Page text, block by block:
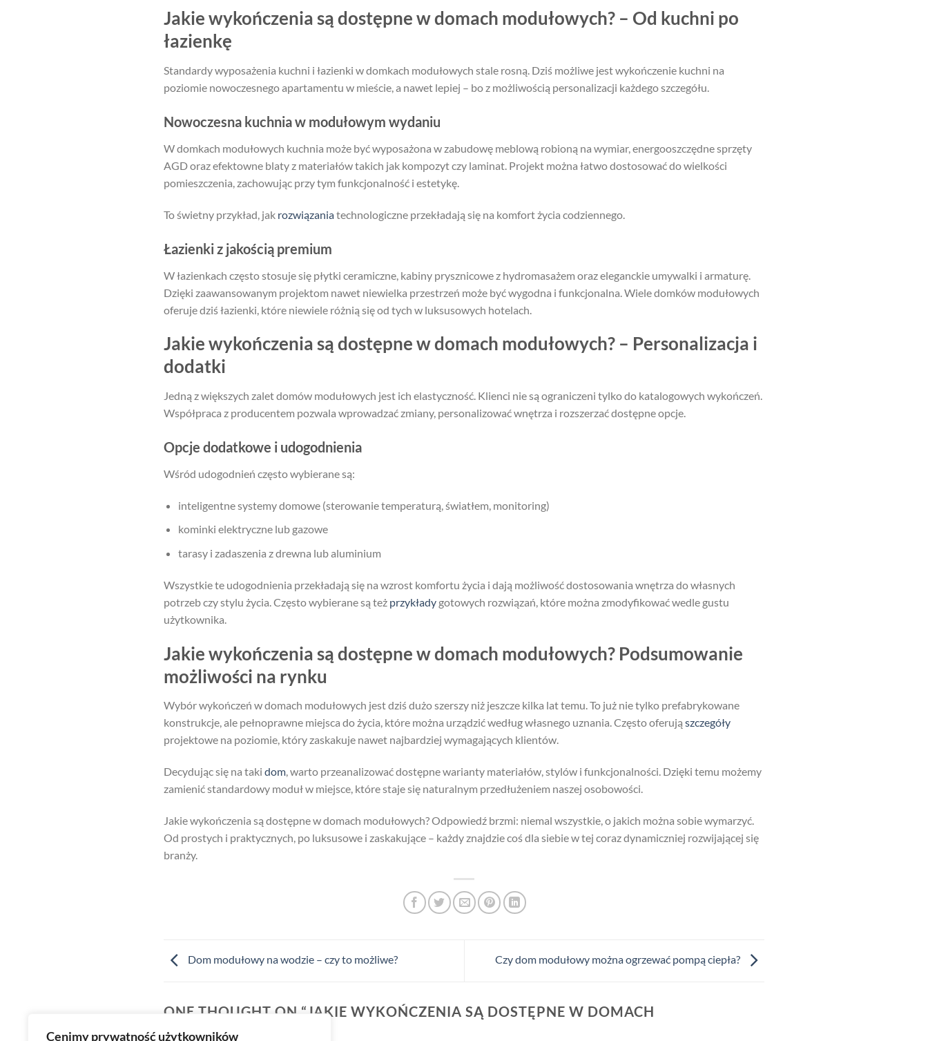
Cenimy prywatność użytkowników
Jakie wykończenia są dostępne w domach modułowych? – Od kuchni po
łazienkę
Standardy wyposażenia kuchni i łazienki w domkach modułowych stale rosną. Dziś możliwe jest wykończenie kuchni na
poziomie nowoczesnego apartamentu w mieście, a nawet lepiej – bo z możliwością personalizacji każdego szczegółu.
Nowoczesna kuchnia w modułowym wydaniu
W domkach modułowych kuchnia może być wyposażona w zabudowę meblową robioną na wymiar, energooszczędne sprzęty
AGD oraz efektowne blaty z materiałów takich jak kompozyt czy laminat. Projekt można łatwo dostosować do wielkości
pomieszczenia, zachowując przy tym funkcjonalność i estetykę.
To świetny przykład, jak rozwiązaniatechnologiczne przekładają się na komfort życia codziennego.
Łazienki z jakością premium
W łazienkach często stosuje się płytki ceramiczne, kabiny prysznicowe z hydromasażem oraz eleganckie umywalki i armaturę.
Dzięki zaawansowanym projektom nawet niewielka przestrzeń może być wygodna i funkcjonalna. Wiele domków modułowych
oferuje dziś łazienki, które niewiele różnią się od tych w luksusowych hotelach.
Jakie wykończenia są dostępne w domach modułowych? – Personalizacja i
dodatki
Jedną z większych zalet domów modułowych jest ich elastyczność. Klienci nie są ograniczeni tylko do katalogowych wykończeń.
Współpraca z producentem pozwala wprowadzać zmiany, personalizować wnętrza i rozszerzać dostępne opcje.
Opcje dodatkowe i udogodnienia
Wśród udogodnień często wybierane są:
inteligentne systemy domowe (sterowanie temperaturą, światłem, monitoring)
kominki elektryczne lub gazowe
tarasy i zadaszenia z drewna lub aluminium
Wszystkie te udogodnienia przekładają się na wzrost komfortu życia i dają możliwość dostosowania wnętrza do własnych
potrzeb czy stylu życia. Często wybierane są też przykłady gotowych rozwiązań, które można zmodyfikować wedle gustu
użytkownika.
Jakie wykończenia są dostępne w domach modułowych? Podsumowanie
możliwości na rynku
Wybór wykończeń w domach modułowych jest dziś dużo szerszy niż jeszcze kilka lat temu. To już nie tylko prefabrykowane
konstrukcje, ale pełnoprawne miejsca do życia, które można urządzić według własnego uznania. Często oferują szczegóły
projektowe na poziomie, który zaskakuje nawet najbardziej wymagających klientów.
Decydując się na taki dom, warto przeanalizować dostępne warianty materiałów, stylów i funkcjonalności. Dzięki temu możemy
zamienić standardowy moduł w miejsce, które staje się naturalnym przedłużeniem naszej osobowości.
Jakie wykończenia są dostępne w domach modułowych? Odpowiedź brzmi: niemal wszystkie, o jakich można sobie wymarzyć.
Od prostych i praktycznych, po luksusowe i zaskakujące – każdy znajdzie coś dla siebie w tej coraz dynamiczniej rozwijającej się
branży.
Dom modułowy na wodzie – czy to możliwe? Czy dom modułowy można ogrzewać pompą ciepła?
ONE THOUGHT ON “ JAKIE WYKOŃCZENIA SĄ DOSTĘPNE W DOMACH
MODUŁOWYCH?